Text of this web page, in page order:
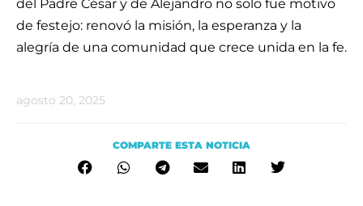
del Padre César y de Alejandro no solo fue motivo
de festejo: renovó la misión, la esperanza y la
alegría de una comunidad que crece unida en la fe.
agosto 20, 2025
COMPARTE ESTA NOTICIA